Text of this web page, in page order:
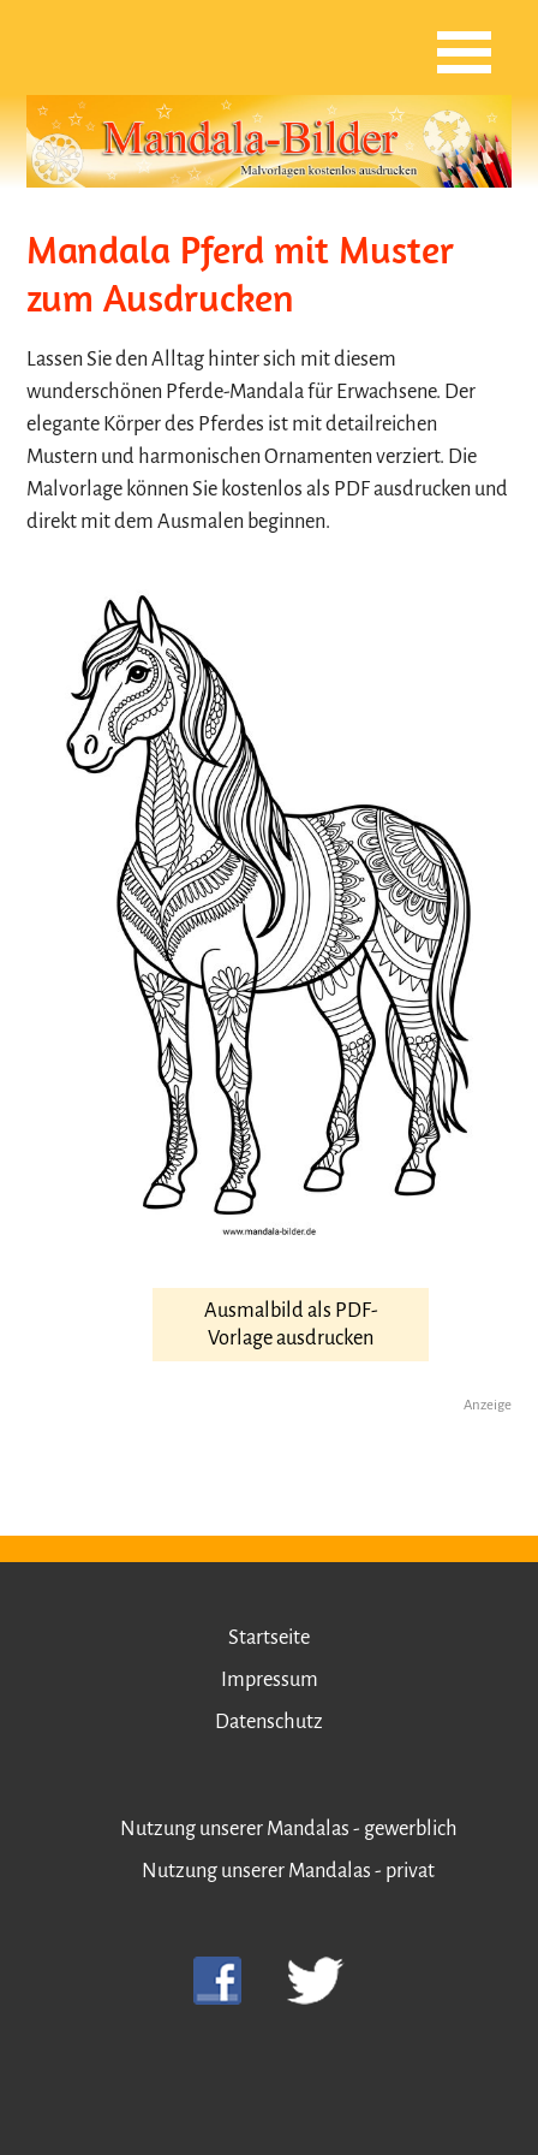
Mandala Pferd mit Muster
zum Ausdrucken
Lassen Sie den Alltag hinter sich mit diesem
wunderschönen Pferde-Mandala für Erwachsene. Der
elegante Körper des Pferdes ist mit detailreichen
Mustern und harmonischen Ornamenten verziert. Die
Malvorlage können Sie kostenlos als PDF ausdrucken und
direkt mit dem Ausmalen beginnen.
Ausmalbild als PDF-
Vorlage ausdrucken
Anzeige
Startseite
Impressum
Datenschutz
Nutzung unserer Mandalas - gewerblich
Nutzung unserer Mandalas - privat